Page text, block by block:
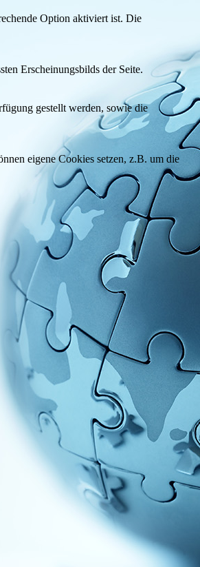
Option aktiviert ist. Die
Erscheinungsbilds der Seite.
gestellt werden, sowie die
eigene Cookies setzen, z.B. um die